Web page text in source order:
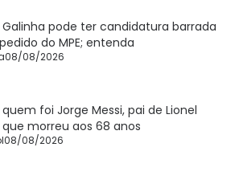
Galinha pode ter candidatura barrada
do MPE; entenda
08/08/2026
quem foi Jorge Messi, pai de Lionel
que morreu aos 68 anos
08/08/2026